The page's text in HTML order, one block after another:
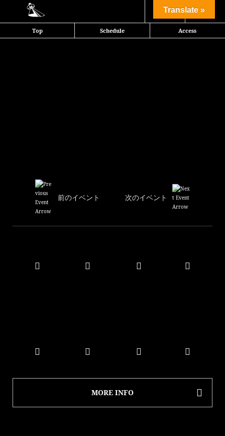
Top Schedule Access
Share
前のイベント 次のイベント
MORE INFO
Translate »